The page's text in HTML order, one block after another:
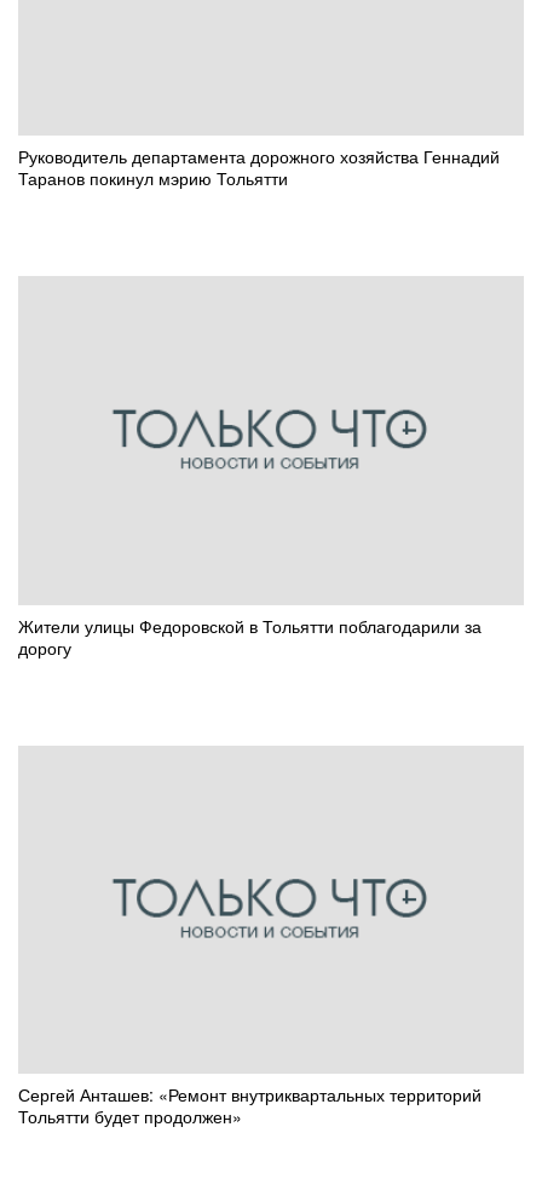
Руководитель департамента дорожного хозяйства Геннадий
Таранов покинул мэрию Тольятти
Жители улицы Федоровской в Тольятти поблагодарили за
дорогу
Сергей Анташев: «Ремонт внутриквартальных территорий
Тольятти будет продолжен»